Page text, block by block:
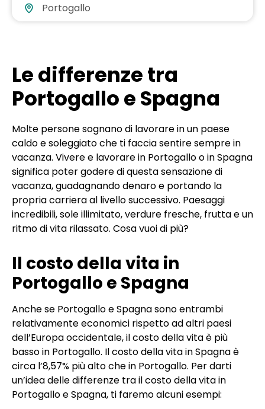
Portogallo
Le differenze tra
Portogallo e Spagna
Molte persone sognano di lavorare in un paese
caldo e soleggiato che ti faccia sentire sempre in
vacanza. Vivere e lavorare in Portogallo o in Spagna
significa poter godere di questa sensazione di
vacanza, guadagnando denaro e portando la
propria carriera al livello successivo. Paesaggi
incredibili, sole illimitato, verdure fresche, frutta e un
ritmo di vita rilassato. Cosa vuoi di più?
Il costo della vita in
Portogallo e Spagna
Anche se Portogallo e Spagna sono entrambi
relativamente economici rispetto ad altri paesi
dell’Europa occidentale, il costo della vita è più
basso in Portogallo. Il costo della vita in Spagna è
circa l’8,57% più alto che in Portogallo. Per darti
un’idea delle differenze tra il costo della vita in
Portogallo e Spagna, ti faremo alcuni esempi: